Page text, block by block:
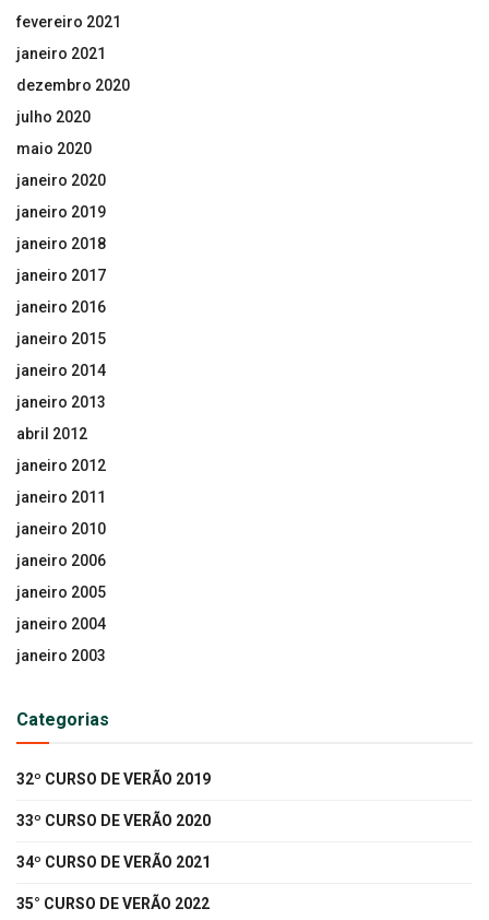
fevereiro 2021
janeiro 2021
dezembro 2020
julho 2020
maio 2020
janeiro 2020
janeiro 2019
janeiro 2018
janeiro 2017
janeiro 2016
janeiro 2015
janeiro 2014
janeiro 2013
abril 2012
janeiro 2012
janeiro 2011
janeiro 2010
janeiro 2006
janeiro 2005
janeiro 2004
janeiro 2003
Categorias
32º CURSO DE VERÃO 2019
33º CURSO DE VERÃO 2020
34º CURSO DE VERÃO 2021
35° CURSO DE VERÃO 2022